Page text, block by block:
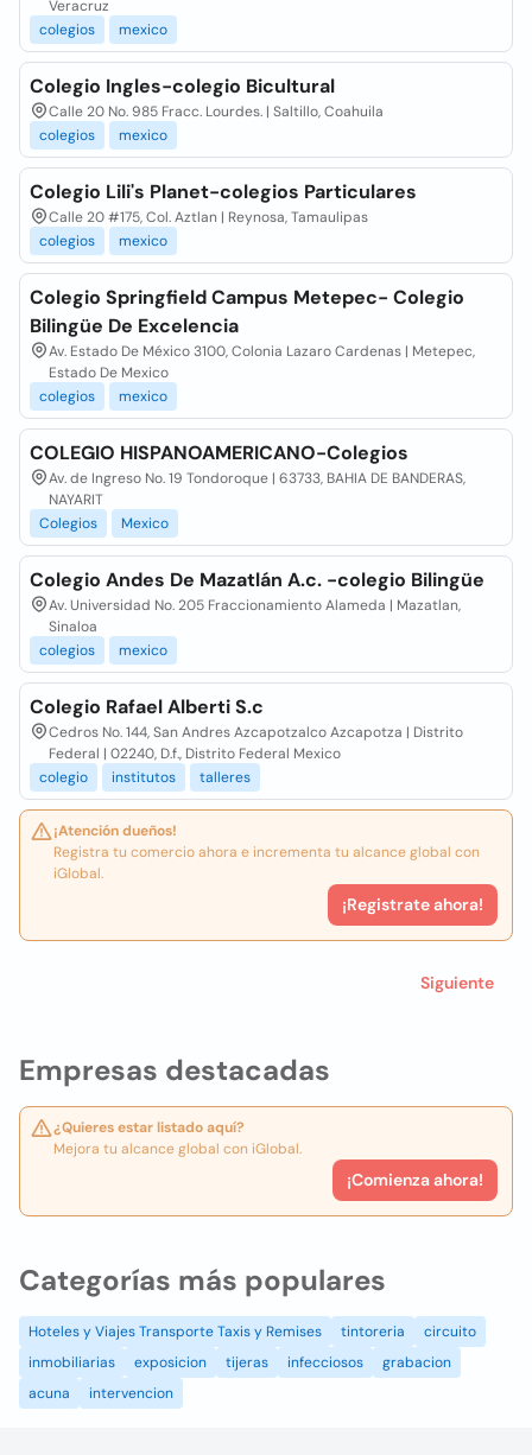
Empresas destacadas
¿Quieres estar listado aquí?
Mejora tu alcance global con iGlobal.
¡Comienza ahora!
Veracruz
colegios
mexico
Colegio Ingles-colegio Bicultural
Calle 20 No. 985 Fracc. Lourdes. | Saltillo, Coahuila
colegios
mexico
Colegio Lili's Planet-colegios Particulares
Calle 20 #175, Col. Aztlan | Reynosa, Tamaulipas
colegios
mexico
Colegio Springfield Campus Metepec- Colegio
Bilingüe De Excelencia
Av. Estado De México 3100, Colonia Lazaro Cardenas | Metepec,
Estado De Mexico
colegios
mexico
COLEGIO HISPANOAMERICANO-Colegios
Av. de Ingreso No. 19 Tondoroque | 63733, BAHIA DE BANDERAS,
NAYARIT
Colegios
Mexico
Colegio Andes De Mazatlán A.c. -colegio Bilingüe
Av. Universidad No. 205 Fraccionamiento Alameda | Mazatlan,
Sinaloa
colegios
mexico
Colegio Rafael Alberti S.c
Cedros No. 144, San Andres Azcapotzalco Azcapotza | Distrito
Federal | 02240, D.f., Distrito Federal Mexico
colegio
institutos talleres
¡Atención dueños!
Registra tu comercio ahora e incrementa tu alcance global con
iGlobal.
¡Registrate ahora!
Siguiente
Categorías más populares
Hoteles y Viajes Transporte Taxis y Remises tintoreria
circuito
inmobiliarias
exposicion tijeras infecciosos
grabacion
acuna
intervencion